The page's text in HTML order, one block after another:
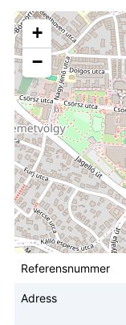
+
−
Referensnummer
Adress